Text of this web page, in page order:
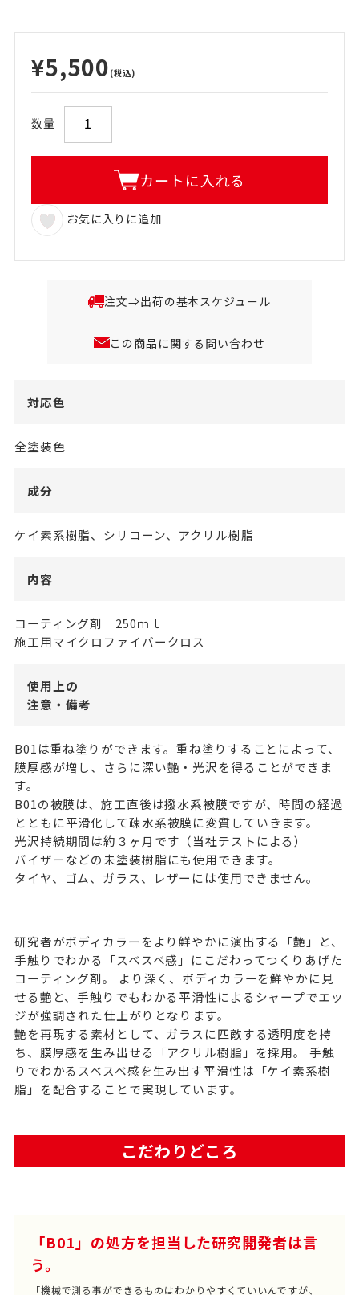
¥5,500 (税込)
数量
カートに入れる
お気に入りに追加
注文⇒出荷の基本スケジュール
この商品に関する問い合わせ
対応色
全塗装色
成分
ケイ素系樹脂、シリコーン、アクリル樹脂
内容
コーティング剤 250ｍｌ
施工用マイクロファイバークロス
使用上の
注意・備考
B01は重ね塗りができます。重ね塗りすることによって、
膜厚感が増し、さらに深い艶・光沢を得ることができま
す。
B01の被膜は、施工直後は撥水系被膜ですが、時間の経過
とともに平滑化して疎水系被膜に変質していきます。
光沢持続期間は約３ヶ月です（当社テストによる）
バイザーなどの未塗装樹脂にも使用できます。
タイヤ、ゴム、ガラス、レザーには使用できません。
研究者がボディカラーをより鮮やかに演出する「艶」と、
手触りでわかる「スベスベ感」にこだわってつくりあげた
コーティング剤。 より深く、ボディカラーを鮮やかに見
せる艶と、手触りでもわかる平滑性によるシャープでエッ
ジが強調された仕上がりとなります。
艶を再現する素材として、ガラスに匹敵する透明度を持
ち、膜厚感を生み出せる「アクリル樹脂」を採用。 手触
りでわかるスベスベ感を生み出す平滑性は「ケイ素系樹
脂」を配合することで実現しています。
こだわりどころ
「B01」の処方を担当した研究開発者は言
う。
「機械で測る事ができるものはわかりやすくていいんですが、